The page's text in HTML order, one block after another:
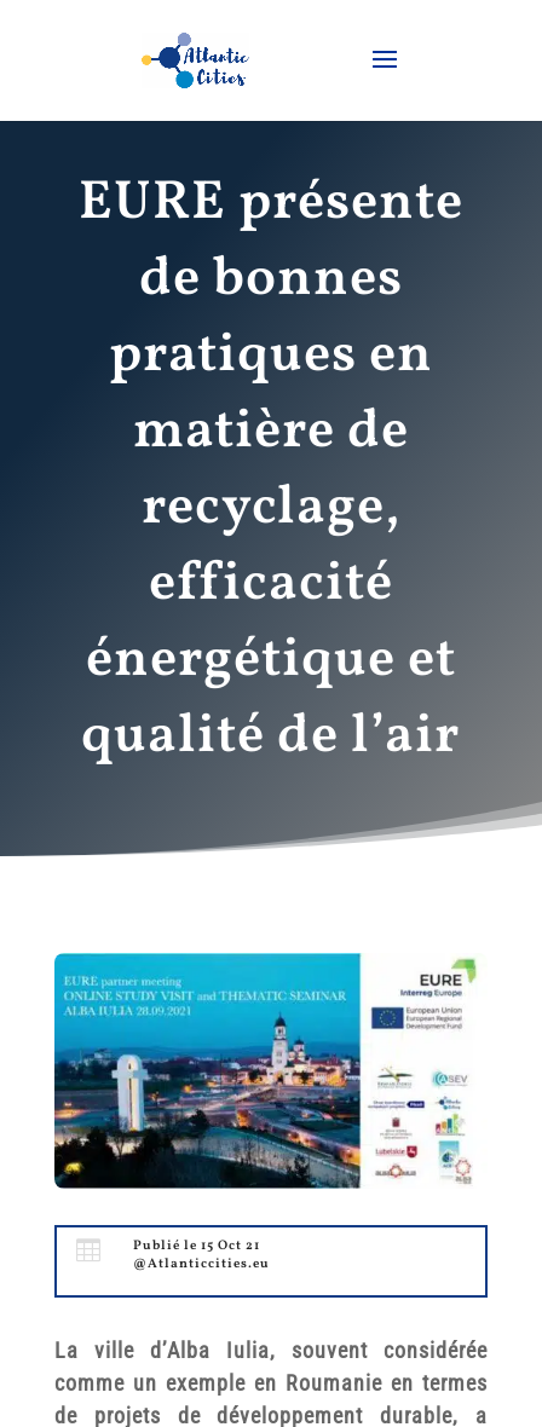
EURE présente
de bonnes
pratiques en
matière de
recyclage,
efficacité
énergétique et
qualité de l’air

Publié le 15 Oct 21
@Atlanticcities.eu
La ville d’Alba Iulia, souvent considérée
comme un exemple en Roumanie en termes
de projets de développement durable, a